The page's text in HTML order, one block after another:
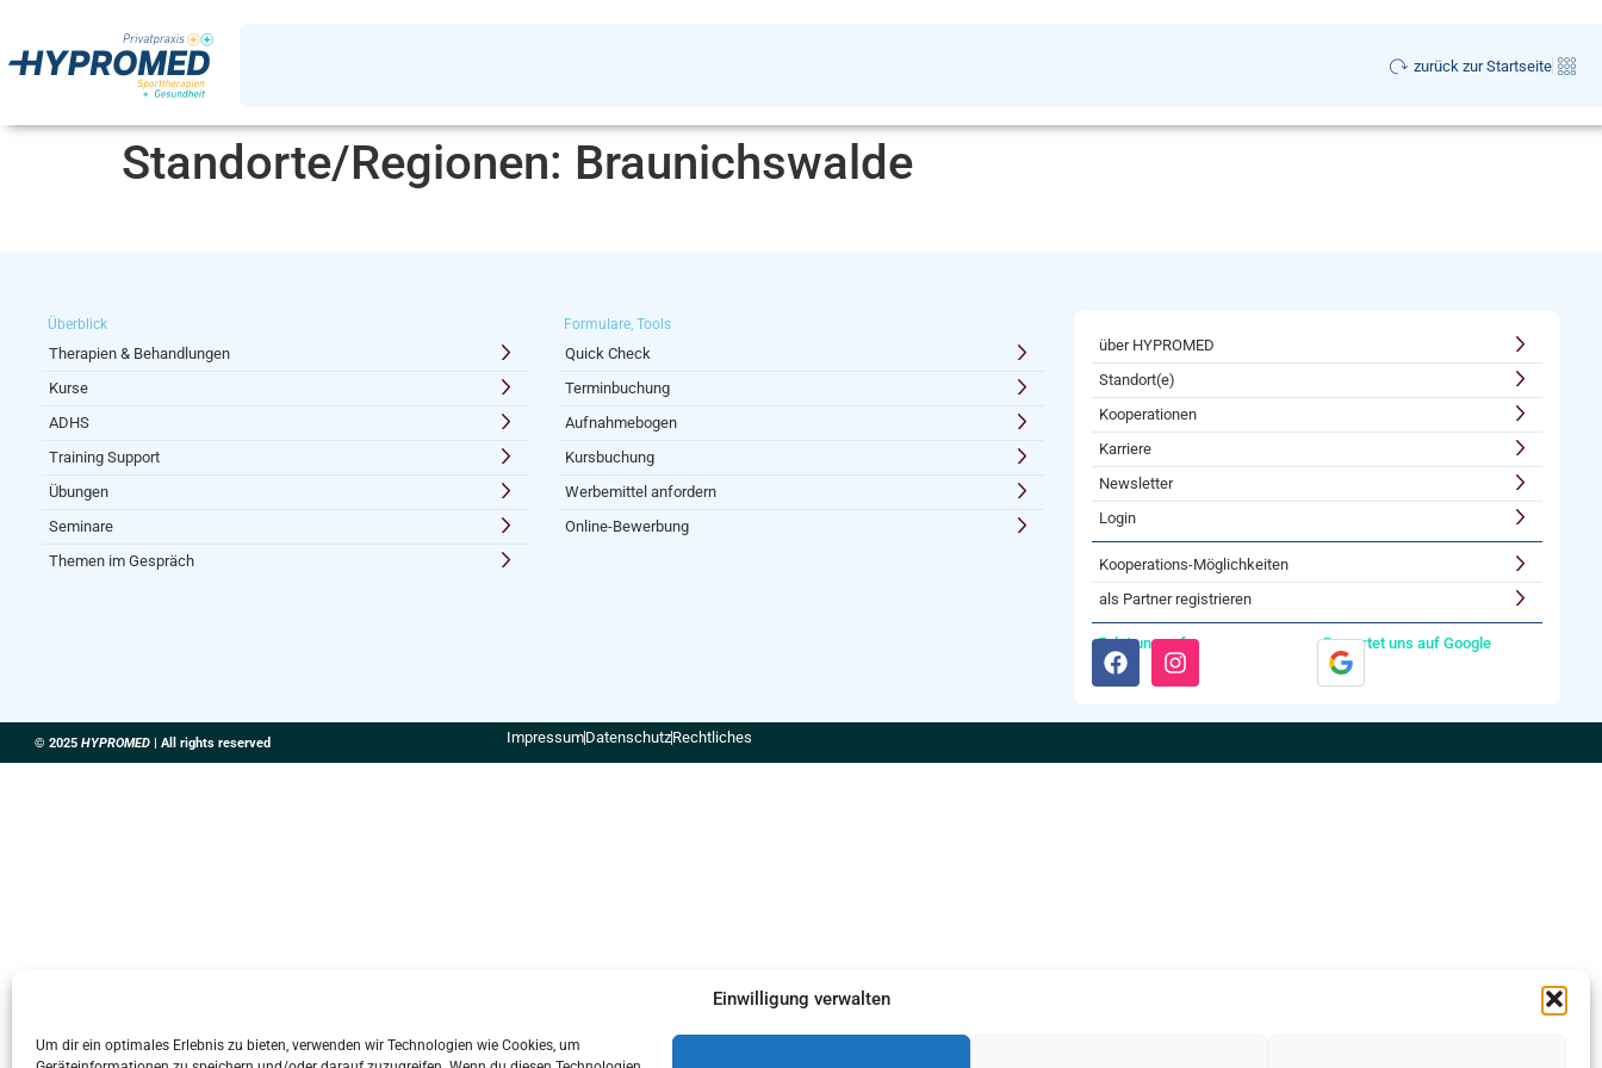
Einwilligung verwalten
Um dir ein optimales Erlebnis zu bieten, verwenden wir Technologien wie Cookies, um
zurück zur Startseite
Standorte/Regionen: Braunichswalde
Überblick
Therapien & Behandlungen
Kurse
ADHS
Training Support
Übungen
Seminare
Themen im Gespräch
Formulare, Tools
Quick Check
Terminbuchung
Aufnahmebogen
Kursbuchung
Werbemittel anfordern
Online-Bewerbung
über HYPROMED
Standort(e)
Kooperationen
Karriere
Newsletter
Login
Kooperations-Möglichkeiten
als Partner registrieren
Folgt uns auf: Bewertet uns auf Google
© 2025 HYPROMED | All rights reserved ImpressumDatenschutzRechtliches